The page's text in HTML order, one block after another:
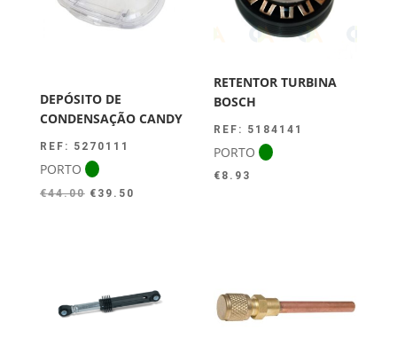
DEPÓSITO DE
CONDENSAÇÃO CANDY
REF: 5270111
PORTO
€44.00 O
€ 39.50
RETENTOR TURBINA
BOSCH
REF: 5184141
PORTO
€ 8.93